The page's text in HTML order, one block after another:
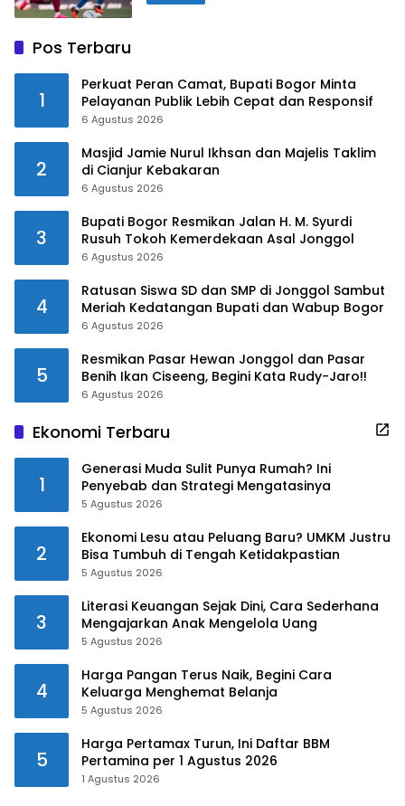
Pos Terbaru
1
Perkuat Peran Camat, Bupati Bogor Minta
Pelayanan Publik Lebih Cepat dan Responsif
6 Agustus 2026
2
Masjid Jamie Nurul Ikhsan dan Majelis Taklim
di Cianjur Kebakaran
6 Agustus 2026
3
Bupati Bogor Resmikan Jalan H. M. Syurdi
Rusuh Tokoh Kemerdekaan Asal Jonggol
6 Agustus 2026
4
Ratusan Siswa SD dan SMP di Jonggol Sambut
Meriah Kedatangan Bupati dan Wabup Bogor
6 Agustus 2026
5
Resmikan Pasar Hewan Jonggol dan Pasar
Benih Ikan Ciseeng, Begini Kata Rudy-Jaro!!
6 Agustus 2026
Ekonomi Terbaru
1
Generasi Muda Sulit Punya Rumah? Ini
Penyebab dan Strategi Mengatasinya
5 Agustus 2026
2
Ekonomi Lesu atau Peluang Baru? UMKM Justru
Bisa Tumbuh di Tengah Ketidakpastian
5 Agustus 2026
3
Literasi Keuangan Sejak Dini, Cara Sederhana
Mengajarkan Anak Mengelola Uang
5 Agustus 2026
4
Harga Pangan Terus Naik, Begini Cara
Keluarga Menghemat Belanja
5 Agustus 2026
5
Harga Pertamax Turun, Ini Daftar BBM
Pertamina per 1 Agustus 2026
1 Agustus 2026